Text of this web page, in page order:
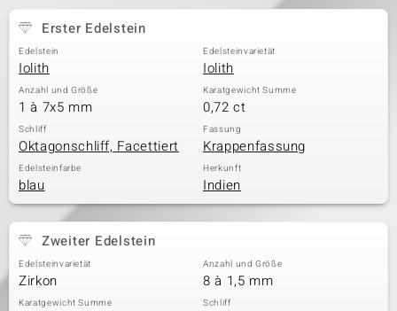
Erster Edelstein
Edelstein
Iolith
Edelsteinvarietät
Iolith
Anzahl und Größe
1 à 7x5 mm
Karatgewicht Summe
0,72 ct
Schliff
Oktagonschliff, Facettiert
Fassung
Krappenfassung
Edelsteinfarbe
blau
Herkunft
Indien
Zweiter Edelstein
Edelsteinvarietät
Zirkon
Anzahl und Größe
8 à 1,5 mm
Karatgewicht Summe Schliff